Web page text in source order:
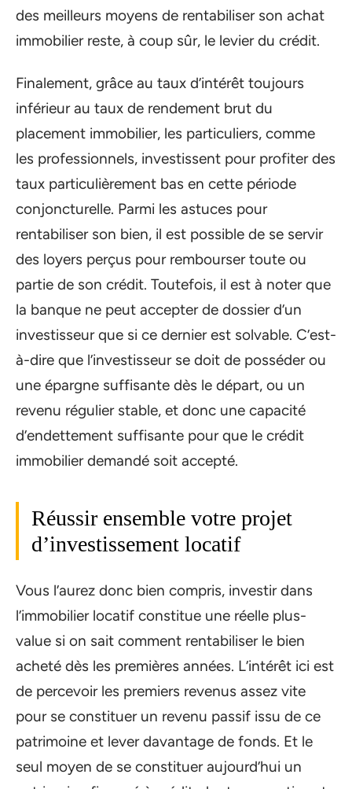
des meilleurs moyens de rentabiliser son achat
immobilier reste, à coup sûr, le levier du crédit.
Finalement, grâce au taux d’intérêt toujours
inférieur au taux de rendement brut du
placement immobilier, les particuliers, comme
les professionnels, investissent pour profiter des
taux particulièrement bas en cette période
conjoncturelle. Parmi les astuces pour
rentabiliser son bien, il est possible de se servir
des loyers perçus pour rembourser toute ou
partie de son crédit. Toutefois, il est à noter que
la banque ne peut accepter de dossier d’un
investisseur que si ce dernier est solvable. C’est-
à-dire que l’investisseur se doit de posséder ou
une épargne suffisante dès le départ, ou un
revenu régulier stable, et donc une capacité
d’endettement suffisante pour que le crédit
immobilier demandé soit accepté.
Réussir ensemble votre projet
d’investissement locatif
Vous l’aurez donc bien compris, investir dans
l’immobilier locatif constitue une réelle plus-
value si on sait comment rentabiliser le bien
acheté dès les premières années. L’intérêt ici est
de percevoir les premiers revenus assez vite
pour se constituer un revenu passif issu de ce
patrimoine et lever davantage de fonds. Et le
seul moyen de se constituer aujourd’hui un